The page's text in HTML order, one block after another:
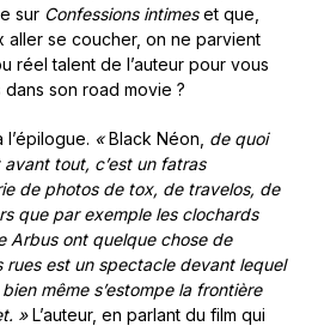
sur Confessions intimeset que,
aller se coucher, on ne parvient
réel talent de l’auteur pour vous
son road movie ?
l’épilogue. «Black Néon, de quoi
tout, c’est un fatras
de photos de tox, de travelos, de
que par exemple les clochards
Arbus ont quelque chose de
est un spectacle devant lequel
même s’estompe la frontière
»L’auteur, en parlant du film qui